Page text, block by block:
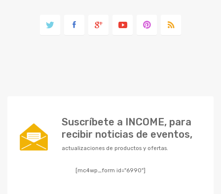
Suscríbete a INCOME, para
recibir noticias de eventos,
actualizaciones de productos y ofertas.
[mc4wp_form id="6990"]